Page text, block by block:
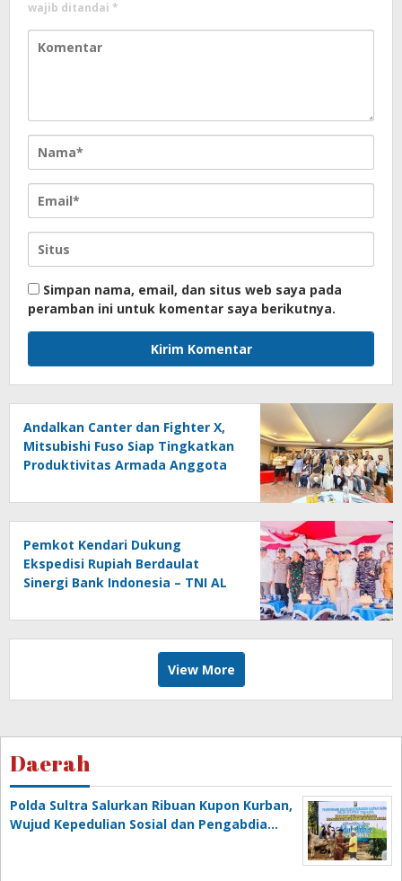
wajib ditandai *
Simpan nama, email, dan situs web saya pada
peramban ini untuk komentar saya berikutnya.
Andalkan Canter dan Fighter X,
Mitsubishi Fuso Siap Tingkatkan
Produktivitas Armada Anggota
Pemkot Kendari Dukung
Ekspedisi Rupiah Berdaulat
Sinergi Bank Indonesia – TNI AL
View More
Daerah
Polda Sultra Salurkan Ribuan Kupon Kurban,
Wujud Kepedulian Sosial dan Pengabdia…